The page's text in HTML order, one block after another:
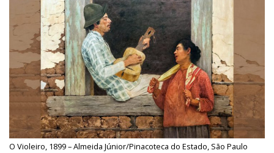
O Violeiro, 1899 – Almeida Júnior/Pinacoteca do Estado, São Paulo